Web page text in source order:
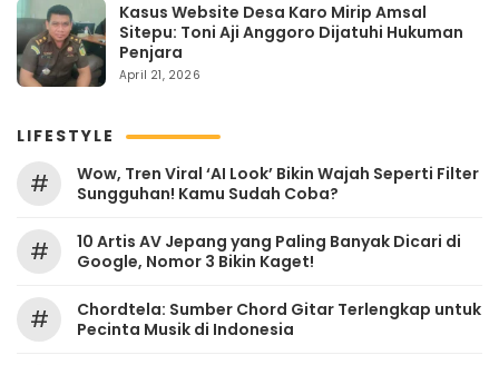
Kasus Website Desa Karo Mirip Amsal
Sitepu: Toni Aji Anggoro Dijatuhi Hukuman
Penjara
April 21, 2026
LIFESTYLE
#
Wow, Tren Viral ‘AI Look’ Bikin Wajah Seperti Filter
Sungguhan! Kamu Sudah Coba?
#
10 Artis AV Jepang yang Paling Banyak Dicari di
Google, Nomor 3 Bikin Kaget!
#
Chordtela: Sumber Chord Gitar Terlengkap untuk
Pecinta Musik di Indonesia